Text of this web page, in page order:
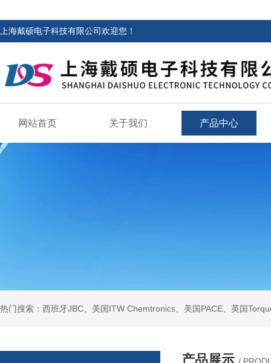
上海戴硕电子科技有限公司欢迎您！
网站首页 关于我们 产品中心
产品展示